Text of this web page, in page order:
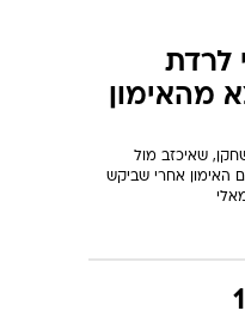
לרדת
מהאימון
שאיכזב מול
האימון אחרי שביקש
ב-1:1